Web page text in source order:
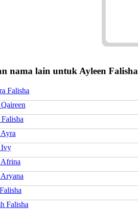
nama lain untuk Ayleen Falisha
Falisha
Ivy
Falisha